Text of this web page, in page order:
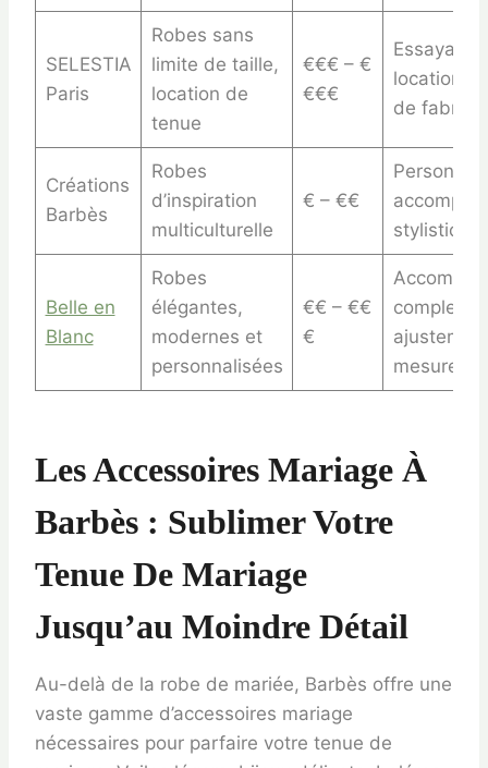
SELESTIA
Paris
Robes sans
limite de taille,
location de
tenue
€€€ – €
€€€
location,
de
Créations
Barbès
Robes
d’inspiration
multiculturelle
€ – €€
stylistique
Belle en
Blanc
Robes
élégantes,
modernes et
personnalisées
€€ – €€
€
complet,
mesure
Les Accessoires Mariage À
Barbès : Sublimer Votre
Tenue De Mariage
Jusqu’au Moindre Détail
Au-delà de la robe de mariée, Barbès offre une
vaste gamme d’accessoires mariage
nécessaires pour parfaire votre tenue de